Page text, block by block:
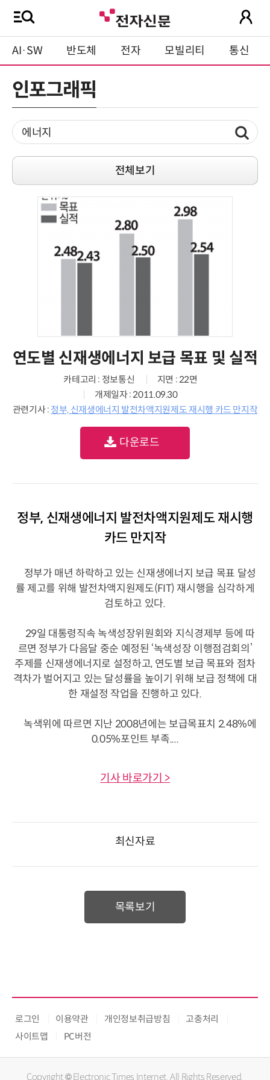
AI·SW 반도체 전자 모빌리티 통신
인포그래픽
전체보기
연도별 신재생에너지 보급 목표 및 실적
카테고리 : 정보통신
지면 : 22면
개제일자 : 2011.09.30
관련기사 : 정부, 신재생에너지 발전차액지원제도 재시행 카드 만지작
다운로드
정부, 신재생에너지 발전차액지원제도 재시행
카드 만지작
정부가 매년 하락하고 있는 신재생에너지 보급 목표 달성
률 제고를 위해 발전차액지원제도(FIT) 재시행을 심각하게
검토하고 있다.
29일 대통령직속 녹색성장위원회와 지식경제부 등에 따
르면 정부가 다음달 중순 예정된 ‘녹색성장 이행점검회의’
주제를 신재생에너지로 설정하고, 연도별 보급 목표와 점차
격차가 벌어지고 있는 달성률을 높이기 위해 보급 정책에 대
한 재설정 작업을 진행하고 있다.
녹색위에 따르면 지난 2008년에는 보급목표치 2.48%에
0.05%포인트 부족....
기사 바로가기 >
최신자료
목록보기
로그인 이용약관 개인정보취급방침
고충처리
사이트맵
PC버전
Copyright © Electronic Times Internet. All Rights Reserved.